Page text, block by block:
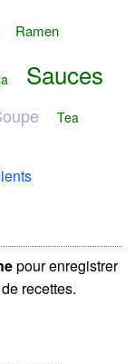
Ramen
Sauces
Tea
pour enregistrer
recettes.